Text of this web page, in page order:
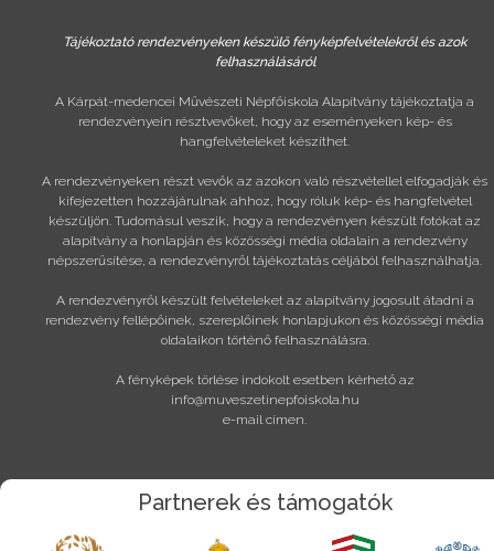
Tájékoztató rendezvényeken készülő fényképfelvételekről és azok
felhasználásáról
A Kárpát-medencei Művészeti Népfőiskola Alapítvány tájékoztatja a
rendezvényein résztvevőket, hogy az eseményeken kép- és
hangfelvételeket készíthet.
A rendezvényeken részt vevők az azokon való részvétellel elfogadják és
kifejezetten hozzájárulnak ahhoz, hogy róluk kép- és hangfelvétel
készüljön. Tudomásul veszik, hogy a rendezvényen készült fotókat az
alapítvány a honlapján és közösségi média oldalain a rendezvény
népszerűsítése, a rendezvényről tájékoztatás céljából felhasználhatja.
A rendezvényről készült felvételeket az alapítvány jogosult átadni a
rendezvény fellépőinek, szereplőinek honlapjukon és közösségi média
oldalaikon történő felhasználásra.
A fényképek törlése indokolt esetben kérhető az
info@muveszetinepfoiskola.hu
e-mail címen.
Partnerek és támogatók